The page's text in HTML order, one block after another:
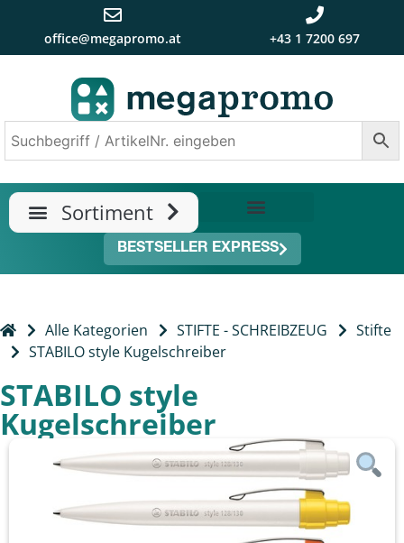
office@megapromo.at +43 1 7200 697
BESTSELLER EXPRESS
Alle Kategorien STIFTE - SCHREIBZEUG
Stifte
STABILO style Kugelschreiber
STABILO style
Kugelschreiber